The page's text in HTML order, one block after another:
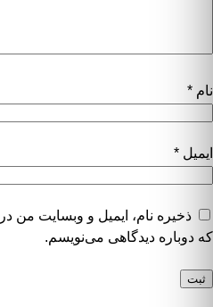
نام *
ایمیل *
ذخیره نام، ایمیل و وبسایت من
که دوباره دیدگاهی می‌نویسم.